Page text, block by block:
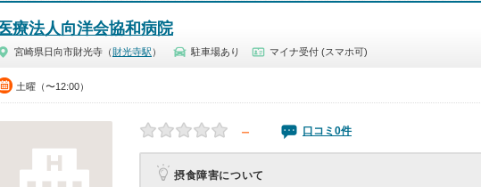
医療法人向洋会協和病院
宮崎県日向市財光寺（ 財光寺駅 ） 駐車場あり マイナ受付 (スマホ可)
土曜（〜12:00）
－ 口コミ0件
摂食障害について